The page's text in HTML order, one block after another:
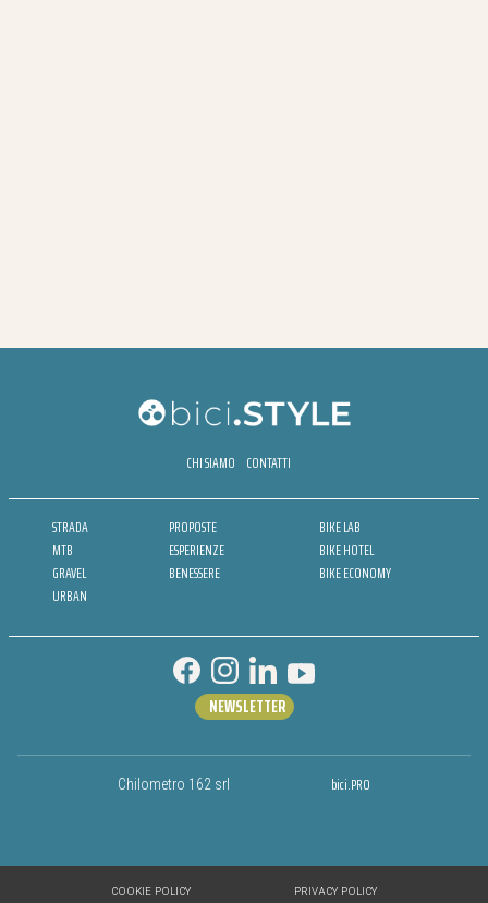
CHI SIAMO CONTATTI
STRADA
MTB
GRAVEL
URBAN
PROPOSTE
ESPERIENZE
BENESSERE
BIKE LAB
BIKE HOTEL
BIKE ECONOMY
Chilometro 162 srl bici.PRO
NEWSLETTER
COOKIE POLICY PRIVACY POLICY